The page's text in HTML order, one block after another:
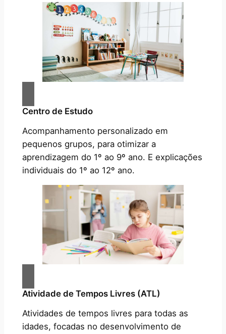
Centro de Estudo
Acompanhamento personalizado em
pequenos grupos, para otimizar a
aprendizagem do 1º ao 9º ano. E explicações
individuais do 1º ao 12º ano.
Atividade de Tempos Livres (ATL)
Atividades de tempos livres para todas as
idades, focadas no desenvolvimento de